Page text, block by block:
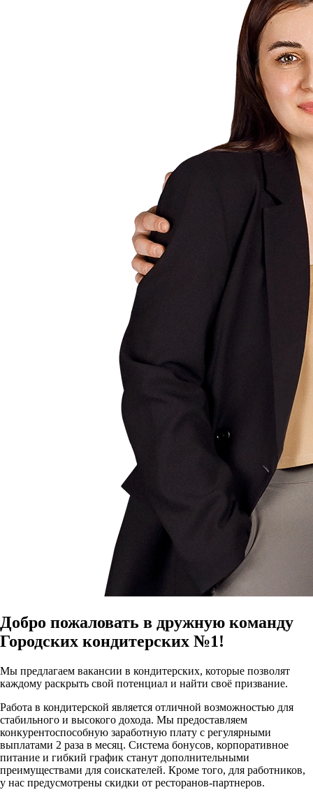
Добро пожаловать в дружную команду
Городских кондитерских №1!
Мы предлагаем вакансии в кондитерских, которые позволят
каждому раскрыть свой потенциал и найти своё призвание.
Работа в кондитерской является отличной возможностью для
стабильного и высокого дохода. Мы предоставляем
конкурентоспособную заработную плату с регулярными
выплатами 2 раза в месяц. Система бонусов, корпоративное
питание и гибкий график станут дополнительными
преимуществами для соискателей. Кроме того, для работников,
у нас предусмотрены скидки от ресторанов-партнеров.